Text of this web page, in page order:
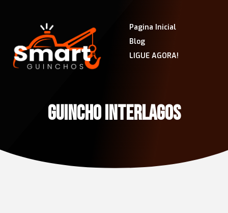
Pagina Inicial
Blog
LIGUE AGORA!
GUINCHO INTERLAGOS